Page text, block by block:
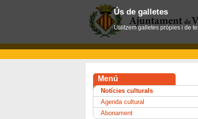
Menú
Notícies culturals
Agenda cultural
Abonament
Ús de galletes
Utilitzem galletes pròpies i de